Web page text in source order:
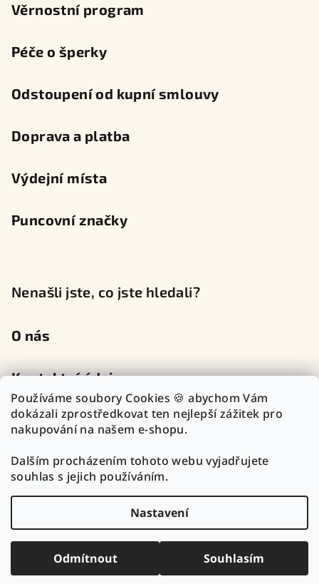
Používáme soubory Cookies 🍪 abychom Vám
dokázali zprostředkovat ten nejlepší zážitek pro
nakupování na našem e-shopu.
Dalším procházením tohoto webu vyjadřujete
souhlas s jejich používáním.
Nastavení
Odmítnout Souhlasím
Věrnostní program
Péče o šperky
Odstoupení od kupní smlouvy
Doprava a platba
Výdejní místa
Puncovní značky
Nenašli jste, co jste hledali?
O nás
Kontaktní údaje
Copyright 2026TOP Zlatnictví Outlet. Všechna práva
vyhrazena.Upravit nastavení cookies
Vytvořil Shoptet